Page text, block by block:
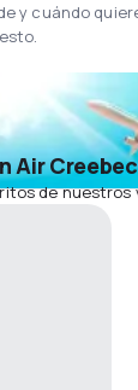
y cuándo
Air Creebec
de nuestros